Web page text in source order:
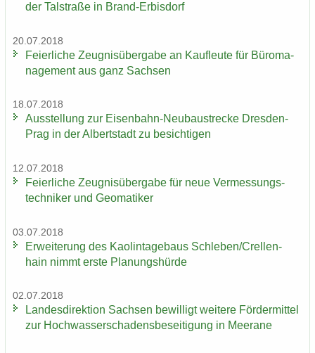
der Tal­stra­ße in Brand-​Erbisdorf
20.07.2018
Fei­er­li­che Zeug­nis­über­ga­be an Kauf­leu­te für Bü­ro­ma­
nage­ment aus ganz Sach­sen
18.07.2018
Aus­stel­lung zur Eisenbahn-​Neubaustrecke Dresden-​
Prag in der Al­bert­stadt zu be­sich­ti­gen
12.07.2018
Fei­er­li­che Zeug­nis­über­ga­be für neue Ver­mes­sungs­
tech­ni­ker und Geo­ma­ti­ker
03.07.2018
Er­wei­te­rung des Kao­lin­ta­ge­baus Schle­ben/Crel­len­
hain nimmt erste Pla­nungs­hür­de
02.07.2018
Lan­des­di­rek­ti­on Sach­sen be­wil­ligt wei­te­re För­der­mit­tel
zur Hoch­was­ser­scha­dens­be­sei­ti­gung in Meer­a­ne